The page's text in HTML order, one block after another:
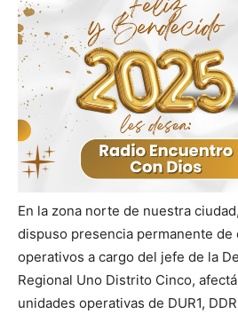
En la zona norte de nuestra
dispuso presencia permanente de
operativos a cargo del jefe de la
Regional Uno Distrito Cinco,
unidades operativas de DUR1,